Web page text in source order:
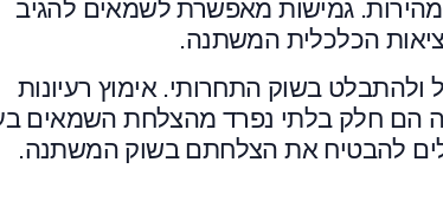
גמישות מאפשרת לשמאים להגיב
הכלכלית המשתנה.
בשוק התחרותי. אימוץ רעיונות
הם חלק בלתי נפרד מהצלחת השמאים
להבטיח את הצלחתם בשוק המשתנה.